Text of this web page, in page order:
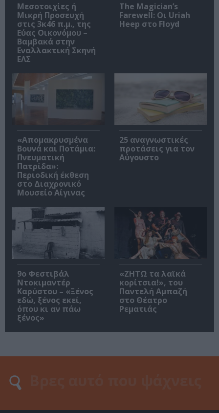
Μεσοτοιχίες ή
Μικρή Προσευχή
στις 3κ46 π.μ., της
Εύας Οικονόμου –
Βαμβακά στην
Εναλλακτική Σκηνή
ΕΛΣ
The Magician’s
Farewell: Οι Uriah
Heep στο Floyd
«Απομακρυσμένα
Βουνά και Ποτάμια:
Πνευματική
Πατρίδα»:
Περιοδική έκθεση
στο Διαχρονικό
Μουσείο Αίγινας
25 αναγνωστικές
προτάσεις για τον
Αύγουστο
9ο Φεστιβάλ
Ντοκιμαντέρ
Καρύστου – «Ξένος
εδώ, ξένος εκεί,
όπου κι αν πάω
ξένος»
«ΖΗΤΩ τα λαϊκά
κορίτσια!», του
Παντελή Αμπαζή
στο Θέατρο
Ρεματιάς